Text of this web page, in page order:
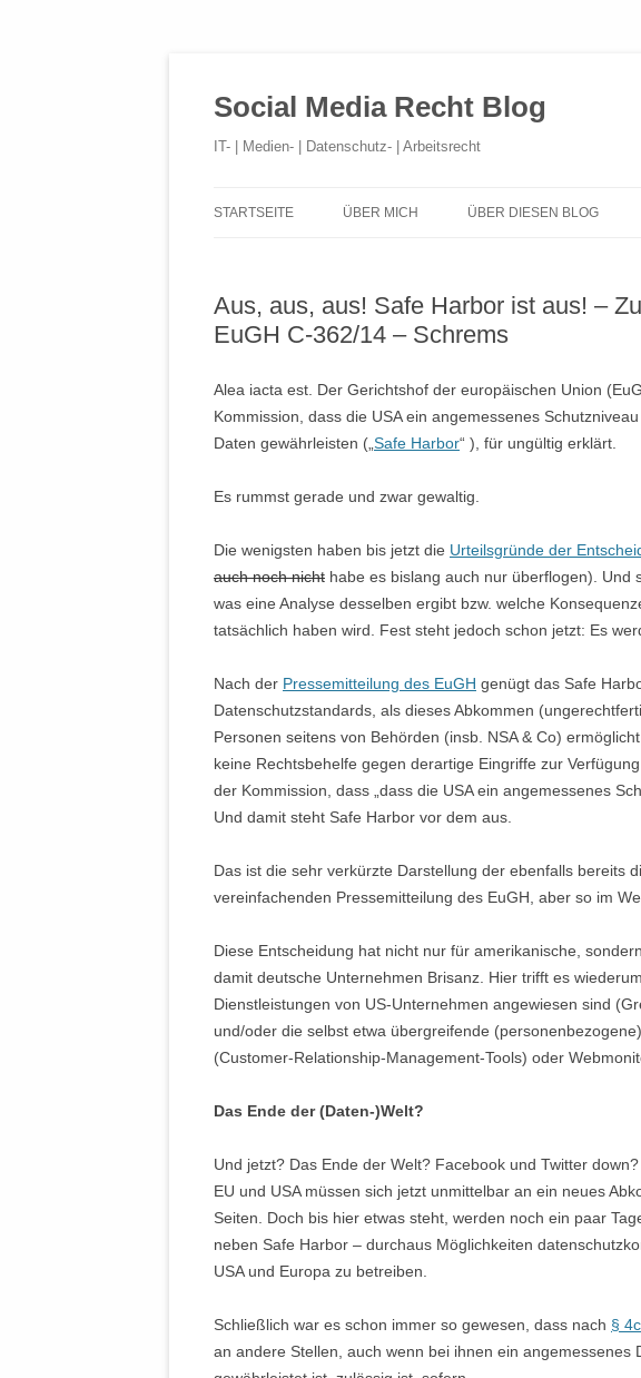
Social Media Recht Blog
IT- | Medien- | Datenschutz- | Arbeitsrecht
STARTSEITE ÜBER MICH ÜBER DIESEN BLOG
Aus, aus, aus! Safe Harbor ist aus! –
EuGH C-362/14 – Schrems
Alea iacta est. Der Gerichtshof der europäischen Union
Kommission, dass die USA ein angemessenes
Daten gewährleisten („ Safe Harbor“ ), für ungültig erklärt.
Es rummst gerade und zwar gewaltig.
Die wenigsten haben bis jetzt die Urteilsgründe der
auch noch nicht habe es bislang auch nur überflogen). Und
was eine Analyse desselben ergibt bzw. welche
tatsächlich haben wird. Fest steht jedoch schon jetzt: Es
Nach der Pressemitteilung des EuGH genügt das Safe
Datenschutzstandards, als dieses Abkommen
Personen seitens von Behörden (insb. NSA & Co)
keine Rechtsbehelfe gegen derartige Eingriffe zur
der Kommission, dass „dass die USA ein angemessenes
Und damit steht Safe Harbor vor dem aus.
Das ist die sehr verkürzte Darstellung der ebenfalls bereits
vereinfachenden Pressemitteilung des EuGH, aber so im
Diese Entscheidung hat nicht nur für amerikanische,
damit deutsche Unternehmen Brisanz. Hier trifft es
Dienstleistungen von US-Unternehmen angewiesen sind
und/oder die selbst etwa übergreifende
(Customer-Relationship-Management-Tools) oder
Das Ende der (Daten-)Welt?
Und jetzt? Das Ende der Welt? Facebook und Twitter
EU und USA müssen sich jetzt unmittelbar an ein neues
Seiten. Doch bis hier etwas steht, werden noch ein paar
neben Safe Harbor – durchaus Möglichkeiten
USA und Europa zu betreiben.
Schließlich war es schon immer so gewesen, dass nach §
an andere Stellen, auch wenn bei ihnen ein angemessenes